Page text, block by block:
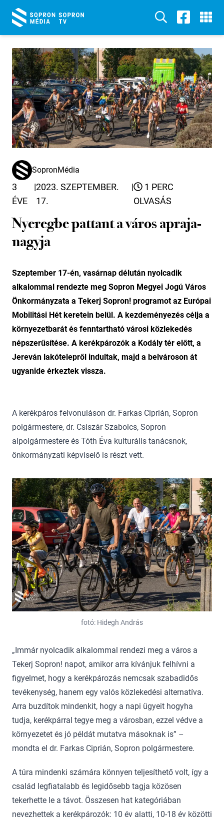
SopronMédia
3
ÉVE
|2023. SZEPTEMBER.
17.
|
1 PERC
OLVASÁS
Nyeregbe pattant a város apraja-
nagyja
Szeptember 17-én, vasárnap délután nyolcadik
alkalommal rendezte meg Sopron Megyei Jogú Város
Önkormányzata a Tekerj Sopron! programot az Európai
Mobilitási Hét keretein belül. A kezdeményezés célja a
környezetbarát és fenntartható városi közlekedés
népszerűsítése. A kerékpározók a Kodály tér előtt, a
Jereván lakótelepről indultak, majd a belvároson át
ugyanide érkeztek vissza.
A kerékpáros felvonuláson dr. Farkas Ciprián, Sopron
polgármestere, dr. Csiszár Szabolcs, Sopron
alpolgármestere és Tóth Éva kulturális tanácsnok,
önkormányzati képviselő is részt vett.
fotó: Hidegh András
„Immár nyolcadik alkalommal rendezi meg a város a
Tekerj Sopron! napot, amikor arra kívánjuk felhívni a
figyelmet, hogy a kerékpározás nemcsak szabadidős
tevékenység, hanem egy valós közlekedési alternatíva.
Arra buzdítok mindenkit, hogy a napi ügyeit hogyha
tudja, kerékpárral tegye meg a városban, ezzel védve a
környezetet és jó példát mutatva másoknak is” –
mondta el dr. Farkas Ciprián, Sopron polgármestere.
A túra mindenki számára könnyen teljesíthető volt, így a
család legfiatalabb és legidősebb tagja közösen
tekerhette le a távot. Összesen hat kategóriában
nevezhettek a kerékpározók: 10 év alatti, 10-18 év közötti